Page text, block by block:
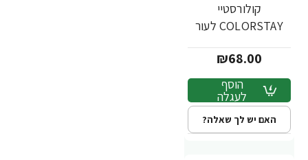
קולורסטיי
COLORSTAY לעור
מבית REVLON
₪68.00
הוסף
לעגלה
האם יש לך שאלה?